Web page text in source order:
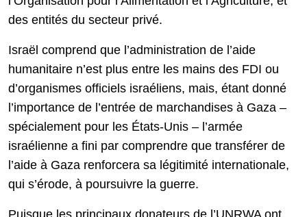
des entités du secteur privé.
Israël comprend que l’administration de l’aide
humanitaire n’est plus entre les mains des FDI ou
d’organismes officiels israéliens, mais, étant donné
l’importance de l’entrée de marchandises à Gaza –
spécialement pour les États-Unis – l’armée
israélienne a fini par comprendre que transférer de
l’aide à Gaza renforcera sa légitimité internationale,
qui s’érode, à poursuivre la guerre.